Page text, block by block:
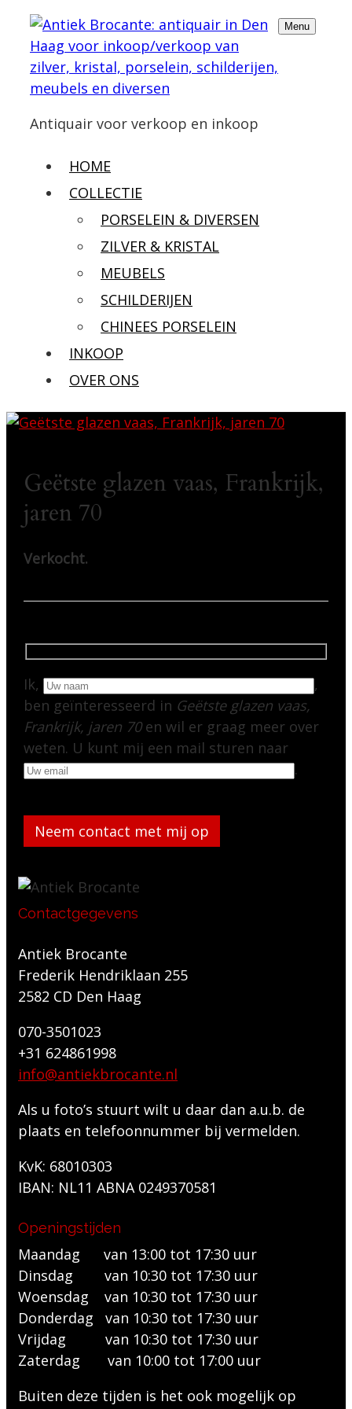
Antiquair voor verkoop en inkoop
Menu
HOME
COLLECTIE
PORSELEIN & DIVERSEN
ZILVER & KRISTAL
MEUBELS
SCHILDERIJEN
CHINEES PORSELEIN
INKOOP
OVER ONS
Geëtste glazen vaas, Frankrijk,
jaren 70
Verkocht.
Ik,
,
ben geïnteresseerd in Geëtste glazen vaas,
Frankrijk, jaren 70en wil er graag meer over
weten. U kunt mij een mail sturen naar
.
Contactgegevens
Antiek Brocante
Frederik Hendriklaan 255
2582 CD Den Haag
070-3501023
+31 624861998
info@antiekbrocante.nl
Als u foto’s stuurt wilt u daar dan a.u.b. de
plaats en telefoonnummer bij vermelden.
KvK: 68010303
IBAN: NL11 ABNA 0249370581
Openingstijden
Maandag van 13:00 tot 17:30 uur
Dinsdag van 10:30 tot 17:30 uur
Woensdag van 10:30 tot 17:30 uur
Donderdag van 10:30 tot 17:30 uur
Vrijdag van 10:30 tot 17:30 uur
Zaterdag van 10:00 tot 17:00 uur
Buiten deze tijden is het ook mogelijk op